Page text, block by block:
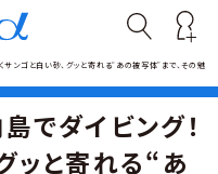
サンゴと白い砂、グッと寄れる“あの被写体”まで、その魅
でダイビング！
ッと寄れる“あ